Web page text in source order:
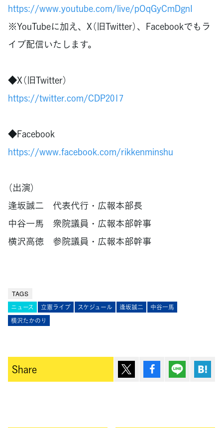
https://www.youtube.com/live/pOqGyCmDgnI
※YouTubeに加え、X（旧Twitter）、Facebookでもラ
イブ配信いたします。
◆X（旧Twitter）
https://twitter.com/CDP2017
◆Facebook
https://www.facebook.com/rikkenminshu
（出演）
逢坂誠二 代表代行・広報本部長
中谷一馬 衆院議員・広報本部幹事
横沢高徳 参院議員・広報本部幹事
TAGS
ニュース 立憲ライブ スケジュール 逢坂誠二
中谷一馬
横沢たかのり
Share ポスト シェア Lineで送